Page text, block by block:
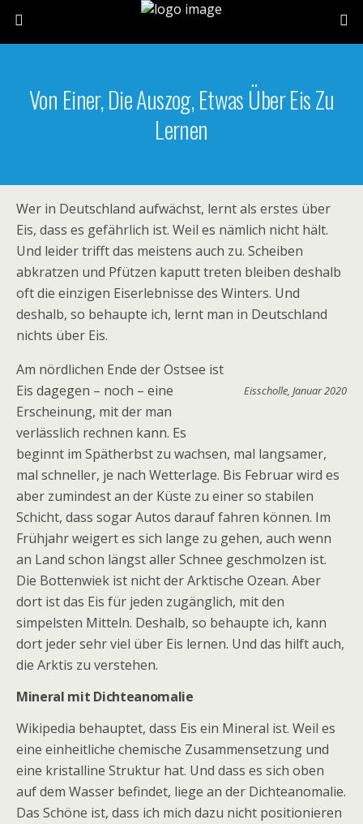
Von Einer, Die Auszog, Etwas Über Eis Zu
Lernen
Wer in Deutschland aufwächst, lernt als erstes über
Eis, dass es gefährlich ist. Weil es nämlich nicht hält.
Und leider trifft das meistens auch zu. Scheiben
abkratzen und Pfützen kaputt treten bleiben deshalb
oft die einzigen Eiserlebnisse des Winters. Und
deshalb, so behaupte ich, lernt man in Deutschland
nichts über Eis.
Eisscholle, Januar 2020
Am nördlichen Ende der Ostsee ist
Eis dagegen – noch – eine
Erscheinung, mit der man
verlässlich rechnen kann. Es
beginnt im Spätherbst zu wachsen, mal langsamer,
mal schneller, je nach Wetterlage. Bis Februar wird es
aber zumindest an der Küste zu einer so stabilen
Schicht, dass sogar Autos darauf fahren können. Im
Frühjahr weigert es sich lange zu gehen, auch wenn
an Land schon längst aller Schnee geschmolzen ist.
Die Bottenwiek ist nicht der Arktische Ozean. Aber
dort ist das Eis für jeden zugänglich, mit den
simpelsten Mitteln. Deshalb, so behaupte ich, kann
dort jeder sehr viel über Eis lernen. Und das hilft auch,
die Arktis zu verstehen.
Mineral mit Dichteanomalie
Wikipedia behauptet, dass Eis ein Mineral ist. Weil es
eine einheitliche chemische Zusammensetzung und
eine kristalline Struktur hat. Und dass es sich oben
auf dem Wasser befindet, liege an der Dichteanomalie.
Das Schöne ist, dass ich mich dazu nicht positionieren